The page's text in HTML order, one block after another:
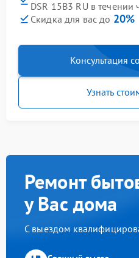
DSR 15B3 RU в течении
Скидка для вас до 20%
Консультация
Узнать
Ремонт
у Вас дома
С выездом